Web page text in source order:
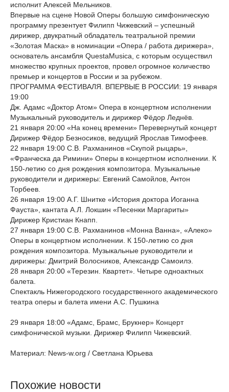
исполнит Алексей Мельников.
Впервые на сцене Новой Оперы большую симфоническую
программу презентует Филипп Чижевский – успешный
дирижер, двукратный обладатель театральной премии
«Золотая Маска» в номинации «Опера / работа дирижера»,
основатель ансамбля QuestaMusica, с которым осуществил
множество крупных проектов, провел огромное количество
премьер и концертов в России и за рубежом.
ПРОГРАММА ФЕСТИВАЛЯ. ВПЕРВЫЕ В РОССИИ: 19 января
19:00
Дж. Адамс «Доктор Атом» Опера в концертном исполнении
Музыкальный руководитель и дирижер Фёдор Леднёв.
21 января 20:00 «На конец времени» Перевернутый концерт
Дирижер Фёдор Безносиков, ведущий Ярослав Тимофеев.
22 января 19:00 С.В. Рахманинов «Скупой рыцарь»,
«Франческа да Римини» Оперы в концертном исполнении. К
150-летию со дня рождения композитора. Музыкальные
руководители и дирижеры: Евгений Самойлов, Антон
Торбеев.
26 января 19:00 А.Г. Шнитке «История доктора Иоганна
Фауста», кантата А.Л. Локшин «Песенки Маргариты»
Дирижер Кристиан Кнапп.
27 января 19:00 С.В. Рахманинов «Монна Ванна», «Алеко»
Оперы в концертном исполнении. К 150-летию со дня
рождения композитора. Музыкальные руководители и
дирижеры: Дмитрий Волосников, Александр Самоилэ.
28 января 20:00 «Терезин. Квартет». Четыре одноактных
балета.
Спектакль Нижегородского государственного академического
театра оперы и балета имени А.С. Пушкина
29 января 18:00 «Адамс, Брамс, Брукнер» Концерт
симфонической музыки. Дирижер Филипп Чижевский.
Материал: News-w.org / Светлана Юрьева
Похожие новости